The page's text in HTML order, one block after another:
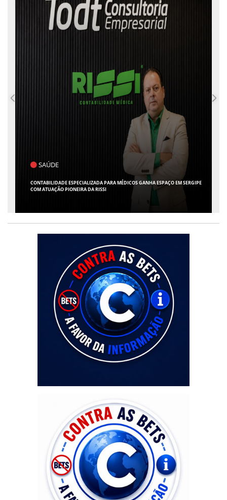
POLÍTICA
FLÁVIO CONFIRMA O DEPUTADO ALFREDO GASPAR COMO VICE EM SUA
CHAPA